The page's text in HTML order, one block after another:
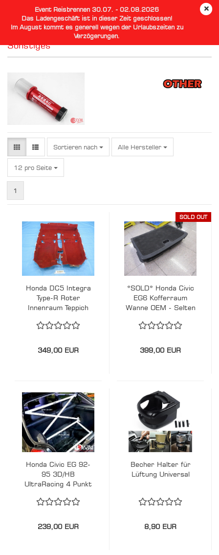
Event Reisbrennen 30.07. - 02.08.2026
Das Ladengeschäft ist in dieser Zeit geschlossen!
Im August kommt es generell wegen der Urlaubszeiten zu
Verzögerungen.
Sonstiges
Sortieren nach
Sortieren nach Alle Hersteller
12 pro Seite
pro Seite
1
Honda DC5 Integra
Type-R Roter
Innenraum Teppich
Acura
349,00 EUR
SOLD OUT
*SOLD* Honda Civic
EG6 Kofferraum
Wanne OEM - Selten
399,00 EUR
Honda Civic EG 92-
95 3D/HB
UltraRacing 4 Punkt
239,00 EUR
Becher Halter für
Lüftung Universal
8,90 EUR